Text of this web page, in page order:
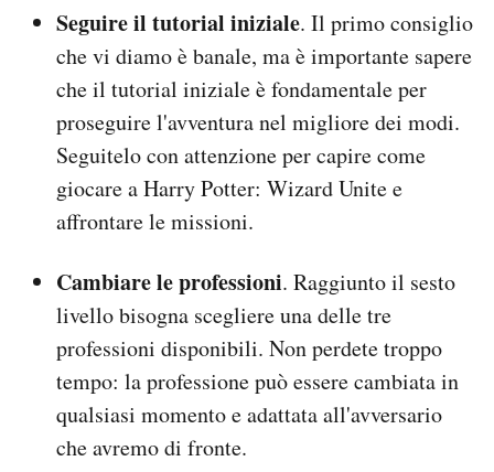
Seguire il tutorial iniziale. Il primo consiglio
che vi diamo è banale, ma è importante sapere
che il tutorial iniziale è fondamentale per
proseguire l'avventura nel migliore dei modi.
Seguitelo con attenzione per capire come
giocare a Harry Potter: Wizard Unite e
affrontare le missioni.
Cambiare le professioni. Raggiunto il sesto
livello bisogna scegliere una delle tre
professioni disponibili. Non perdete troppo
tempo: la professione può essere cambiata in
qualsiasi momento e adattata all'avversario
che avremo di fronte.